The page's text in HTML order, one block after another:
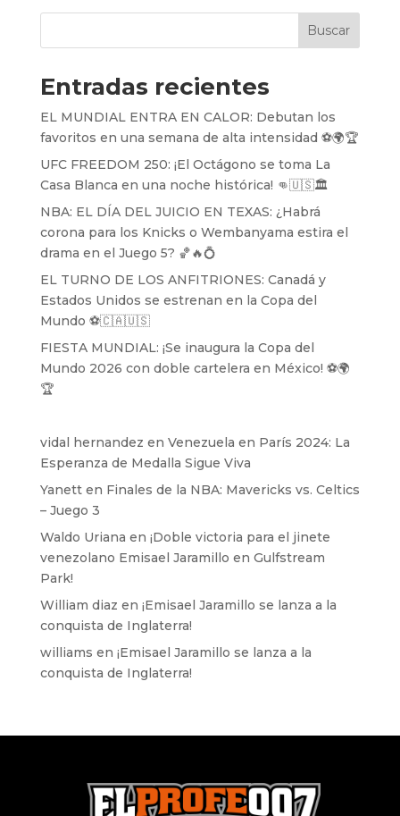
Buscar
Entradas recientes
EL MUNDIAL ENTRA EN CALOR: Debutan los
favoritos en una semana de alta intensidad ⚽️🌍🏆
UFC FREEDOM 250: ¡El Octágono se toma La
Casa Blanca en una noche histórica! 👊🇺🇸🏛️
NBA: EL DÍA DEL JUICIO EN TEXAS: ¿Habrá
corona para los Knicks o Wembanyama estira el
drama en el Juego 5? 🏀🔥💍
EL TURNO DE LOS ANFITRIONES: Canadá y
Estados Unidos se estrenan en la Copa del
Mundo ⚽️🇨🇦🇺🇸
FIESTA MUNDIAL: ¡Se inaugura la Copa del
Mundo 2026 con doble cartelera en México! ⚽️🌍
🏆
vidal hernandez en Venezuela en París 2024: La
Esperanza de Medalla Sigue Viva
Yanetten Finales de la NBA: Mavericks vs. Celtics
– Juego 3
Waldo Uriana en ¡Doble victoria para el jinete
venezolano Emisael Jaramillo en Gulfstream
Park!
William diaz en ¡Emisael Jaramillo se lanza a la
conquista de Inglaterra!
williams en ¡Emisael Jaramillo se lanza a la
conquista de Inglaterra!